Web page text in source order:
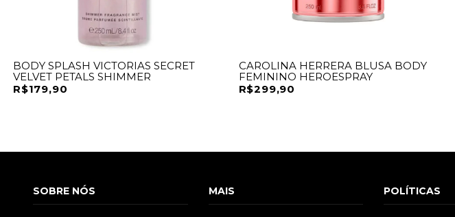
BODY SPLASH VICTORIAS SECRET
VELVET PETALS SHIMMER
R$179,90
CAROLINA HERRERA BLUSA BODY
FEMININO HEROESPRAY
R$299,90
SOBRE NÓS MAIS POLÍTICAS